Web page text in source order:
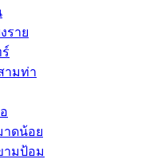
ราย
ามท่า
าดน้อย
ามป้อม